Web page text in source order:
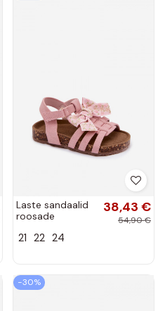
Laste sandaalid
roosade
38,43 €
54,90 €
21 22 24
−30%